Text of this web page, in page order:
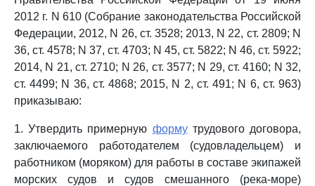
2012 г. N 610 (Собрание законодательства Российской
Федерации, 2012, N 26, ст. 3528; 2013, N 22, ст. 2809; N
36, ст. 4578; N 37, ст. 4703; N 45, ст. 5822; N 46, ст. 5922;
2014, N 21, ст. 2710; N 26, ст. 3577; N 29, ст. 4160; N 32,
ст. 4499; N 36, ст. 4868; 2015, N 2, ст. 491; N 6, ст. 963)
приказываю:
1. Утвердить примерную формутрудового договора,
заключаемого работодателем (судовладельцем) и
работником (моряком) для работы в составе экипажей
морских судов и судов смешанного (река-море)